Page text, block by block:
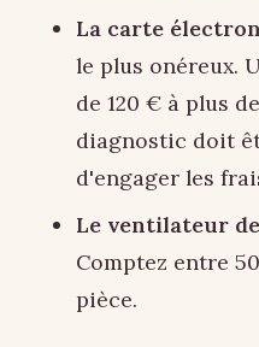
La carte
le plus onéreux.
de 120 € à plus
diagnostic doit
d'engager les
Le ventilateur
Comptez entre
pièce.